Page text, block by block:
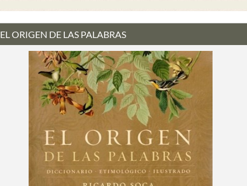
EL ORIGEN DE LAS PALABRAS